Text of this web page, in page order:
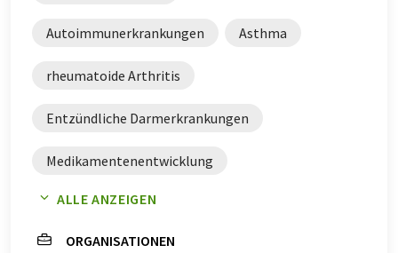
Autoimmunerkrankungen Asthma
rheumatoide Arthritis
Entzündliche Darmerkrankungen
Medikamentenentwicklung
Digitaler Zwilling
ALLE ANZEIGEN
ORGANISATIONEN